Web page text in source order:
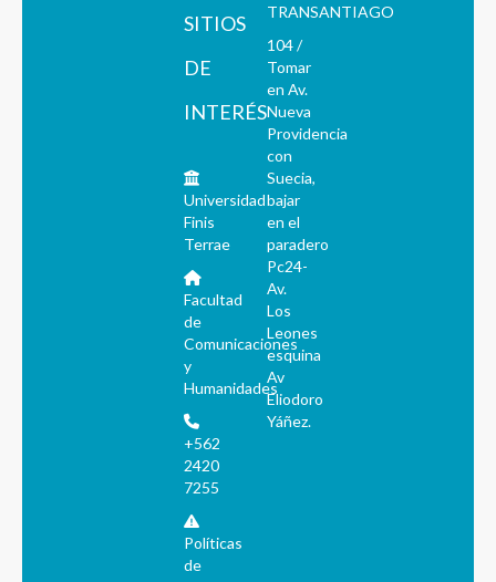
SITIOS
DE
INTERÉS
Universidad
Finis
Terrae
Facultad
de
Comunicaciones
y
Humanidades
+562
2420
7255
Políticas
de
TRANSANTIAGO
104 /
Tomar
en Av.
Nueva
Providencia
con
Suecia,
bajar
en el
paradero
Pc24-
Av.
Los
Leones
esquina
Av
Eliodoro
Yáñez.